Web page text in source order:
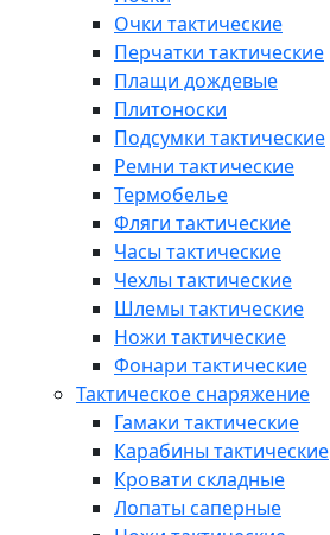
Очки тактические
Перчатки тактические
Плащи дождевые
Плитоноски
Подсумки тактические
Ремни тактические
Термобелье
Фляги тактические
Часы тактические
Чехлы тактические
Шлемы тактические
Ножи тактические
Фонари тактические
Тактическое снаряжение
Гамаки тактические
Карабины тактические
Кровати складные
Лопаты саперные